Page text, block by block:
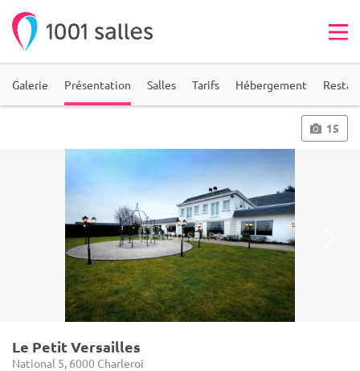
Galerie Présentation Salles Tarifs Hébergement
15
Le Petit Versailles
National 5, 6000 Charleroi